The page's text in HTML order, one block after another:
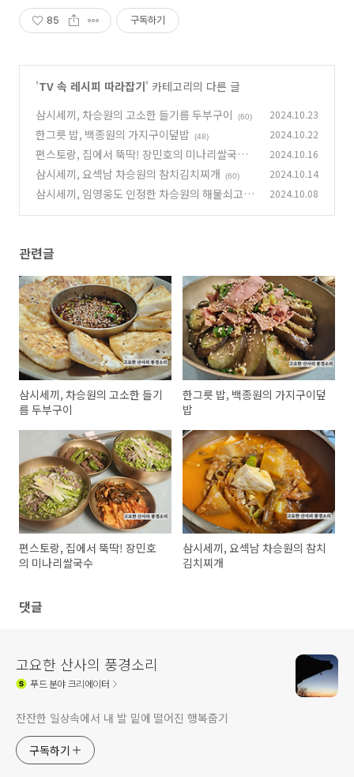
85 구독하기
'TV 속 레시피 따라잡기' 카테고리의 다른 글
삼시세끼, 차승원의 고소한 들기름 두부구이
(60) 2024.10.23
한그릇 밥, 백종원의 가지구이덮밥 (48) 2024.10.22
편스토랑, 집에서 뚝딱! 장민호의 미나리쌀국수
(52)
2024.10.16
삼시세끼, 요섹남 차승원의 참치김치찌개 (60) 2024.10.14
삼시세끼, 임영웅도 인정한 차승원의 해물쇠고기
2024.10.08
관련글
삼시세끼, 차승원의 고소한 들기
름 두부구이
한그릇 밥, 백종원의 가지구이덮
밥
편스토랑, 집에서 뚝딱! 장민호
의 미나리쌀국수
삼시세끼, 요섹남 차승원의 참치
김치찌개
댓글
고요한 산사의 풍경소리
푸드분야 크리에이터
잔잔한 일상속에서 내 발 밑에 떨어진 행복줍기
구독하기